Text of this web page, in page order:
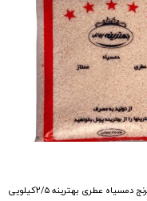
دمسیاه عطری بهترینه ۲/۵کیلویی